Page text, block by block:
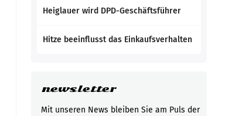
Heiglauer wird DPD-Geschäftsführer
Hitze beeinflusst das Einkaufsverhalten
newsletter
Mit unseren News bleiben Sie am Puls der